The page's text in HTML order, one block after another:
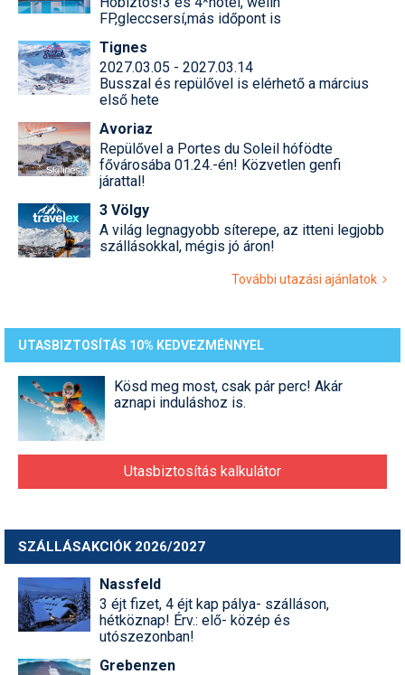
FP,gleccsersí,más időpont is
Tignes
2027.03.05 - 2027.03.14
Busszal és repülővel is elérhető a március
első hete
Avoriaz
Repülővel a Portes du Soleil hófödte
fővárosába 01.24.-én! Közvetlen genfi
járattal!
3 Völgy
A világ legnagyobb síterepe, az itteni legjobb
szállásokkal, mégis jó áron!
További utazási ajánlatok
UTASBIZTOSÍTÁS 10% KEDVEZMÉNNYEL
Kösd meg most, csak pár perc! Akár
aznapi induláshoz is.
Utasbiztosítás kalkulátor
SZÁLLÁSAKCIÓK 2026/2027
Nassfeld
3 éjt fizet, 4 éjt kap pálya- szálláson,
hétköznap! Érv.: elő- közép és
utószezonban!
Grebenzen